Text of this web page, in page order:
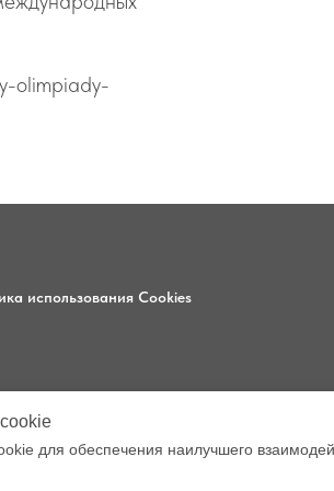
olimpiady-
использования Cookies
помещ. 1
для обеспечения наилучшего